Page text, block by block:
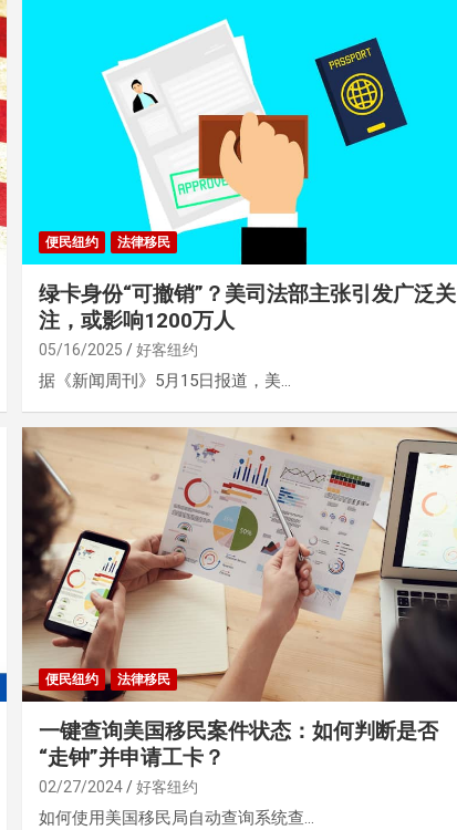
便民纽约 法律移民
绿卡身份“可撤销”？美司法部主张引发广泛关
注，或影响1200万人
05/16/2025 好客纽约
据《新闻周刊》5月15日报道，美…
便民纽约 法律移民
一键查询美国移民案件状态：如何判断是否
“走钟”并申请工卡？
02/27/2024 好客纽约
如何使用美国移民局自动查询系统查…